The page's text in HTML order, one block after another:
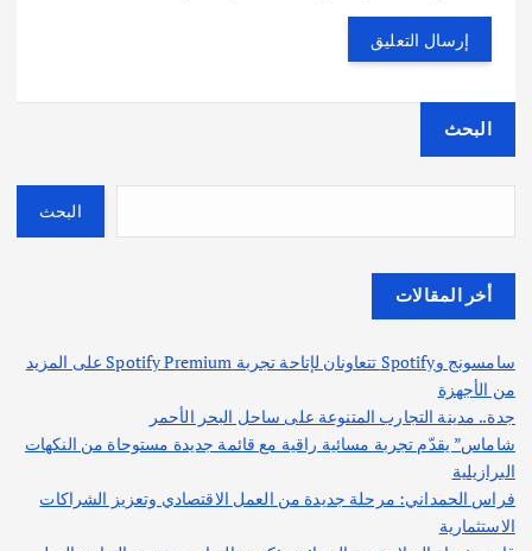
البحث
البحث
أخر المقالات
سامسونج وSpotify تتعاونان لإتاحة تجربة Spotify Premium على المزيد
من الأجهزة
جدة.. مدينة التجارب المتنوعة على ساحل البحر الأحمر
شاماس” يقدّم تجربة مسائية راقية مع قائمة جديدة مستوحاة من النكهات
البرازيلية
فراس الحمداني: مرحلة جديدة من العمل الاقتصادي وتعزيز الشراكات
الاستثمارية